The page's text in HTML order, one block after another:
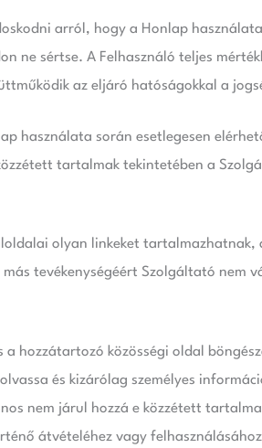
arról, hogy a Honlap
ne sértse. A Felhasználó teljes
az eljáró hatóságokkal a
használata során esetlegesen
tartalmak tekintetében a
olyan linkeket
tevékenységéért Szolgáltató nem
a hozzátartozó közösségi oldal
és kizárólag személyes
nem járul hozzá e közzétett
átvételéhez vagy